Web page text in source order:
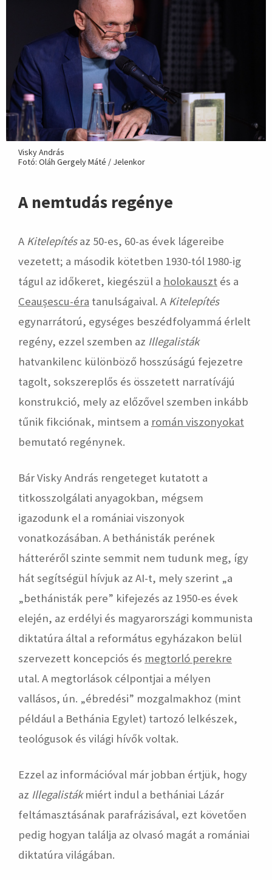
Visky András
Fotó: Oláh Gergely Máté / Jelenkor
A nemtudás regénye
A Kitelepítésaz 50-es, 60-as évek lágereibe
vezetett; a második kötetben 1930-tól 1980-ig
tágul az időkeret, kiegészül a holokauszt és a
Ceaușescu-éra tanulságaival. A Kitelepítés
egynarrátorú, egységes beszédfolyammá érlelt
regény, ezzel szemben az Illegalisták
hatvankilenc különböző hosszúságú fejezetre
tagolt, sokszereplős és összetett narratívájú
konstrukció, mely az előzővel szemben inkább
tűnik fikciónak, mintsem a román viszonyokat
bemutató regénynek.
Bár Visky András rengeteget kutatott a
titkosszolgálati anyagokban, mégsem
igazodunk el a romániai viszonyok
vonatkozásában. A bethánisták perének
hátteréről szinte semmit nem tudunk meg, így
hát segítségül hívjuk az AI-t, mely szerint „a
„bethánisták pere” kifejezés az 1950-es évek
elején, az erdélyi és magyarországi kommunista
diktatúra által a református egyházakon belül
szervezett koncepciós és megtorló perekre
utal. A megtorlások célpontjai a mélyen
vallásos, ún. „ébredési” mozgalmakhoz (mint
például a Bethánia Egylet) tartozó lelkészek,
teológusok és világi hívők voltak.
Ezzel az információval már jobban értjük, hogy
az Illegalistákmiért indul a bethániai Lázár
feltámasztásának parafrázisával, ezt követően
pedig hogyan találja az olvasó magát a romániai
diktatúra világában.